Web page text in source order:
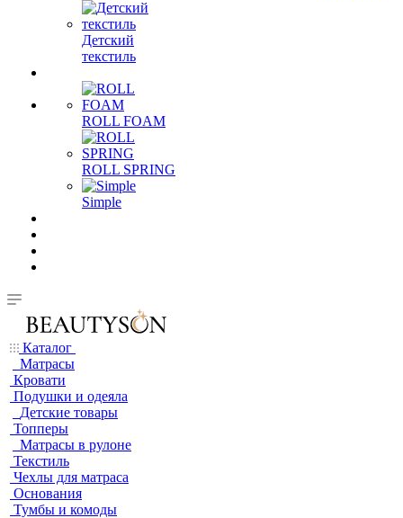
Детский
текстиль
ROLL FOAM
ROLL SPRING
Simple
Каталог
Матрасы
Кровати
Подушки и одеяла
Детские товары
Топперы
Матрасы в рулоне
Текстиль
Чехлы для матраса
Основания
Тумбы и комоды